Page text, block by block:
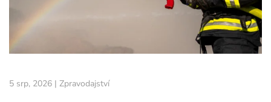
5 srp, 2026 | Zpravodajství